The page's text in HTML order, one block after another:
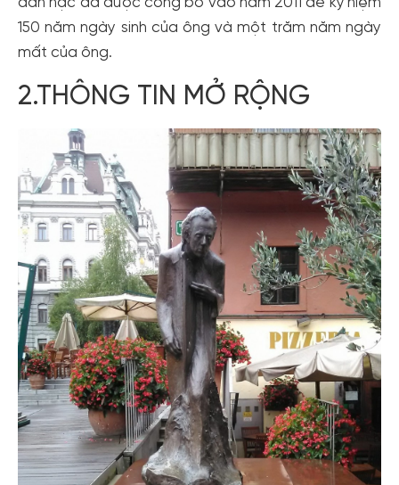
150 năm ngày sinh của ông và một trăm năm ngày
mất của ông.
2.THÔNG TIN MỞ RỘNG